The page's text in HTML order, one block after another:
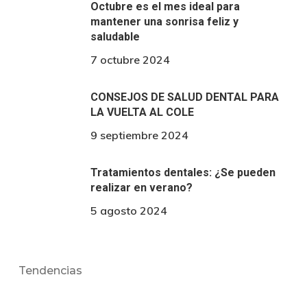
Octubre es el mes ideal para
mantener una sonrisa feliz y
saludable
7 octubre 2024
CONSEJOS DE SALUD DENTAL PARA
LA VUELTA AL COLE
9 septiembre 2024
Tratamientos dentales: ¿Se pueden
realizar en verano?
5 agosto 2024
Tendencias